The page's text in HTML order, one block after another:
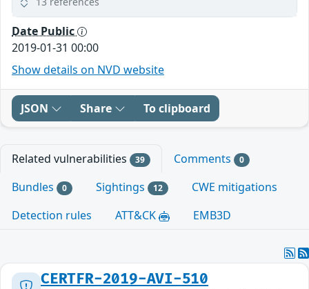
Date Public
2019-01-31 00:00
Show details on NVD website
JSON Share To clipboard
Related vulnerabilities 39 Comments 0
Bundles 0 Sightings 12
CWE mitigations
Detection rules
ATT&CK EMB3D
CERTFR-2019-AVI-510